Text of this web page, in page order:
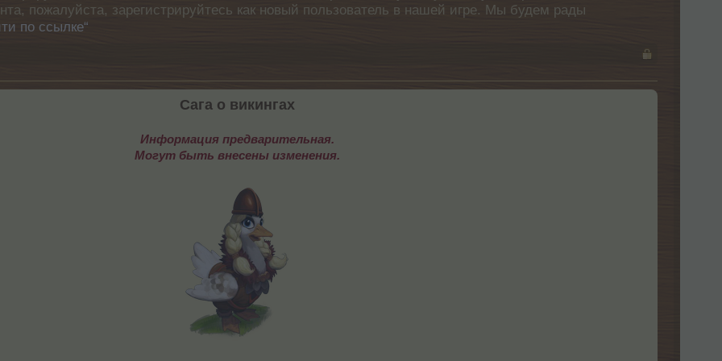
пожалуйста, зарегистрируйтесь как новый пользователь в нашей игре. Мы будем рады
по ссылке“
Сага о викингах
Информация предварительная.
Могут быть внесены изменения.